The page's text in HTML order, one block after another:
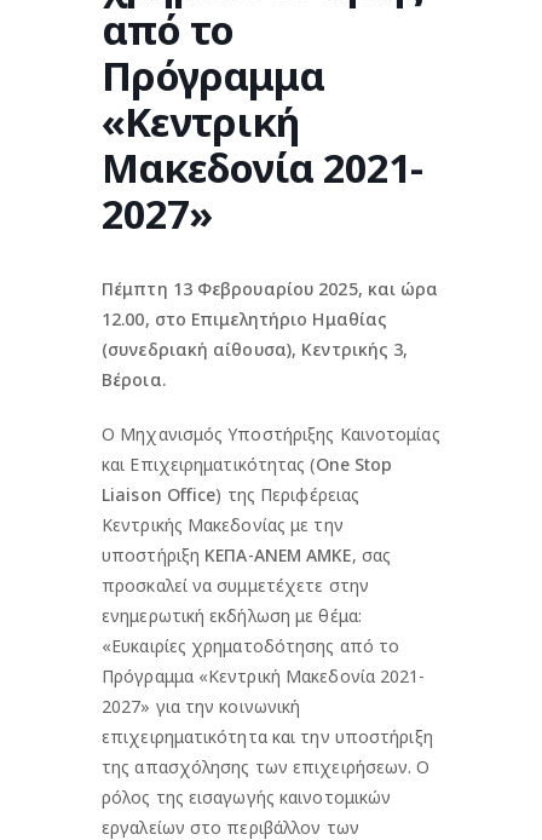
από το
Πρόγραμμα
«Κεντρική
Μακεδονία 2021-
2027»
Πέμπτη 13 Φεβρουαρίου 2025, και ώρα
12.00, στο Επιμελητήριο Ημαθίας
(συνεδριακή αίθουσα), Κεντρικής 3,
Βέροια.
Ο Μηχανισμός Υποστήριξης Καινοτομίας
και Επιχειρηματικότητας (One Stop
Liaison Office) της Περιφέρειας
Κεντρικής Μακεδονίας με την
υποστήριξη ΚΕΠΑ-ΑΝΕΜ ΑΜΚΕ, σας
προσκαλεί να συμμετέχετε στην
ενημερωτική εκδήλωση με θέμα:
«Ευκαιρίες χρηματοδότησης από το
Πρόγραμμα «Κεντρική Μακεδονία 2021-
2027» για την κοινωνική
επιχειρηματικότητα και την υποστήριξη
της απασχόλησης των επιχειρήσεων. Ο
ρόλος της εισαγωγής καινοτομικών
εργαλείων στο περιβάλλον των